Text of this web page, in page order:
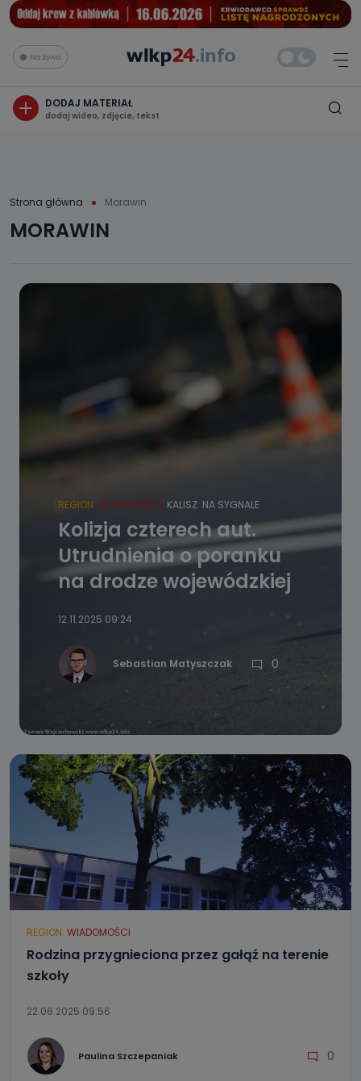
Na żywo
DODAJ MATERIAŁ
dodaj wideo, zdjęcie, tekst
Strona główna Morawin
MORAWIN
REGION WIADOMOŚCI KALISZ NA SYGNALE
Kolizja czterech aut.
Utrudnienia o poranku
na drodze wojewódzkiej
12.11.2025 09:24
Sebastian Matyszczak 0
REGION WIADOMOŚCI
Rodzina przygnieciona przez gałąź na terenie
szkoły
22.06.2025 09:56
Paulina Szczepaniak 0